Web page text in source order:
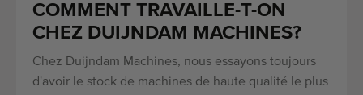
COMMENT TRAVAILLE-T-ON
CHEZ DUIJNDAM MACHINES?
Chez Duijndam Machines, nous essayons toujours
d'avoir le stock de machines de haute qualité le plus